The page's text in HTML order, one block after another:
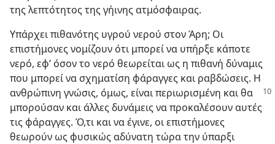
της λεπτότητος της γήινης ατμόσφαιρας.
Υπάρχει πιθανότης υγρού νερού στον Άρη; Οι
επιστήμονες νομίζουν ότι μπορεί να υπήρξε κάποτε
νερό, εφ’ όσον το νερό θεωρείται ως η πιθανή δύναμις
που μπορεί να σχηματίση φάραγγες και ραβδώσεις. Η
ανθρώπινη γνώσις, όμως, είναι περιωρισμένη και θα
μπορούσαν και άλλες δυνάμεις να προκαλέσουν αυτές
τις φάραγγες. Ό,τι και να έγινε, οι επιστήμονες
θεωρούν ως φυσικώς αδύνατη τώρα την ύπαρξι